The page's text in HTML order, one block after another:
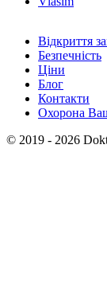
Відкриття
Безпечність
Ціни
Блог
Контакти
Охорона
© 2019 - 2026